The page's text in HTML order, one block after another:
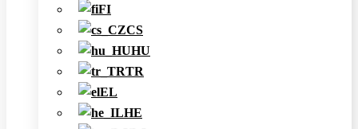
FI
CS
HU
TR
EL
HE